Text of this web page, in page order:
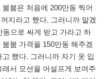
붐은 처음에 200만동 찍어
지라고 했다. 그러니까 알겠
으로 싸게 받고 가라고 하
붐 가격을 150만동 해주겠
했다. 그러니까 자기 옷 입
서 모션을 어설프게 보여주